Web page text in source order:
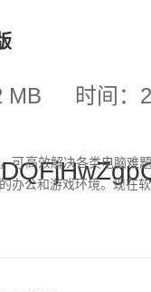
MB
时间：
可高效解决各类电脑难
办公和游戏环境。现在